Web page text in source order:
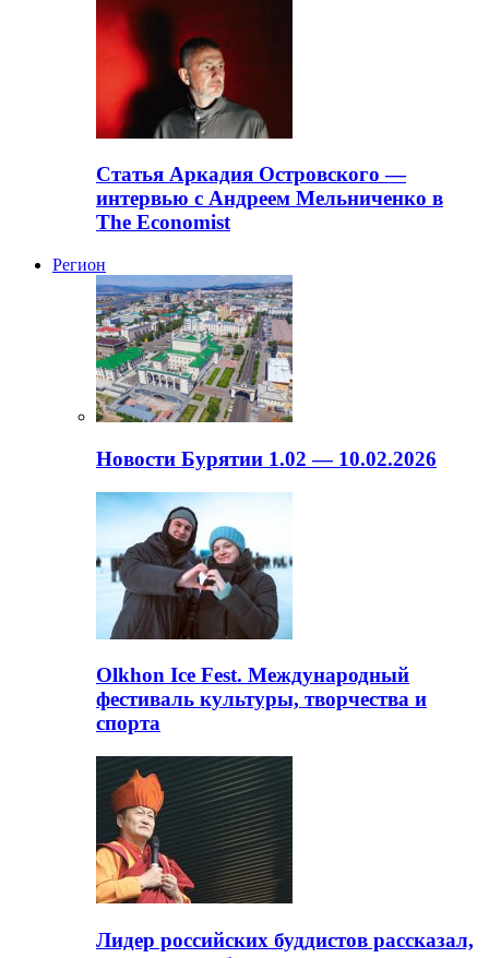
Статья Аркадия Островского —
интервью с Андреем Мельниченко в
The Economist
Регион
Новости Бурятии 1.02 — 10.02.2026
Olkhon Ice Fest. Международный
фестиваль культуры, творчества и
спорта
Лидер российских буддистов рассказал,